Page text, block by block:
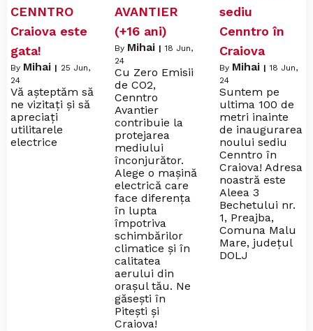
CENNTRO
Craiova este
gata!
By Mihai | 25 Jun,
24
Vă așteptăm să
ne vizitați și să
apreciați
utilitarele
electrice
AVANTIER
(+16 ani)
By Mihai | 18 Jun,
24
Cu Zero Emisii
de CO2,
Cenntro
Avantier
contribuie la
protejarea
mediului
înconjurător.
Alege o mașină
electrică care
face diferența
în lupta
împotriva
schimbărilor
climatice și în
calitatea
aerului din
orașul tău. Ne
găsești în
Pitești și
Craiova!
sediu
Cenntro în
Craiova
By Mihai | 18 Jun,
24
Suntem pe
ultima 100 de
metri inainte
de inaugurarea
noului sediu
Cenntro în
Craiova! Adresa
noastră este
Aleea 3
Bechetului nr.
1, Preajba,
Comuna Malu
Mare, județul
DOLJ